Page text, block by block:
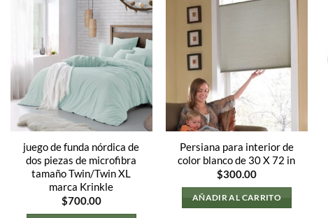
juego de funda nórdica de
dos piezas de microfibra
tamaño Twin/Twin XL
marca Krinkle
$700.00
Persiana para interior de
color blanco de 30 X 72 in
$300.00
AÑADIR AL CARRITO